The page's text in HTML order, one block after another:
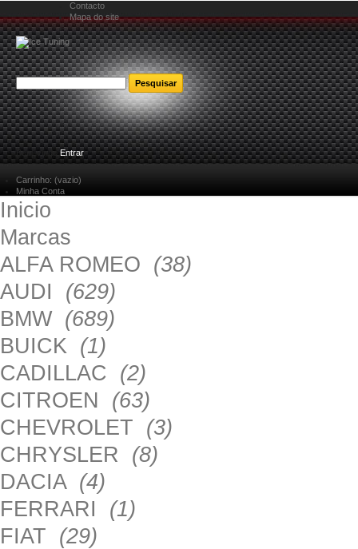
Contacto
Mapa do site
Bem-vindoEntrar
Carrinho: (vazio)
Minha Conta
Inicio
Marcas
ALFA ROMEO (38)
AUDI (629)
BMW (689)
BUICK (1)
CADILLAC (2)
CITROEN (63)
CHEVROLET (3)
CHRYSLER (8)
DACIA (4)
FERRARI (1)
FIAT (29)